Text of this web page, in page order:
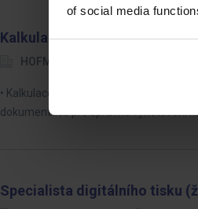
of social media
Kalkulant pozemních staveb
HOFMANN WIZARD
• Kalkulace vlastních stavebních prací
dokumentace pro správné vyhotovení
Specialista digitálního tisku